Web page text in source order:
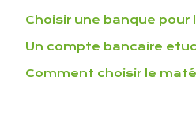
Choisir une banque
Un compte bancaire
Comment choisir le